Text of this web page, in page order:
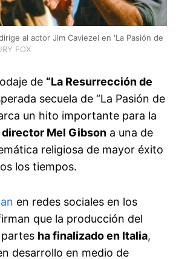
al actor Jim Caviezel en 'La Pasión de
FOX
de “La Resurrección de
secuela de “La Pasión de
un hito importante para la
director Mel Gibson a una de
religiosa de mayor éxito
los tiempos.
en redes sociales en los
que la producción del
ha finalizado en Italia,
desarrollo en medio de